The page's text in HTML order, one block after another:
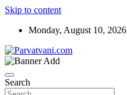
Skip to content
Monday, August 10, 2026
Parvatvani.com
Search